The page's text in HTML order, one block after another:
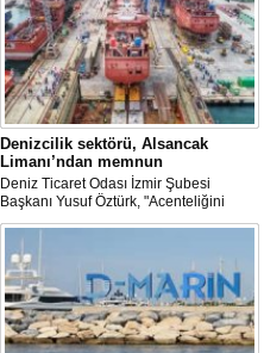
Denizcilik sektörü, Alsancak
Limanı’ndan memnun
Deniz Ticaret Odası İzmir Şubesi
Başkanı Yusuf Öztürk, "Acenteliğini
yaptığımız gemi sayesinde süreci
baştan sona takip etme fırsatı buldum.
İlk günden itibaren hizmet anlayışındaki
değişimi hissettik. Operasyonlar çok
hızlı şekilde tamamlandı" dedi